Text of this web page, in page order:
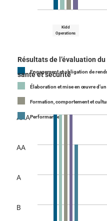
Kidd
Operations
Résultats de l’évaluation
santé et sécurité
Engagement et obligation de
Élaboration et mise en œuvre
Formation, comportement et
Performance
AAA
AA
A
B